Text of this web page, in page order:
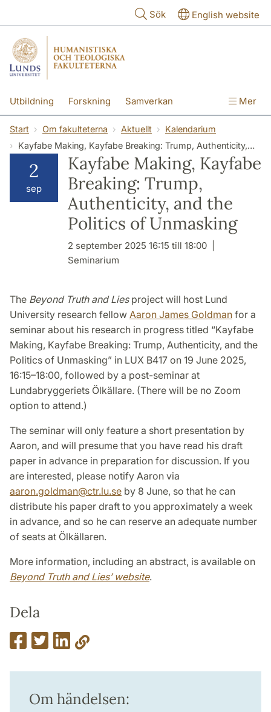
Sök English website
Utbildning Forskning Samverkan
Kontakt Om fakulteterna
Mer
Start Om fakulteterna Aktuellt
Kalendarium
Kayfabe Making, Kayfabe Breaking: Trump, Authenticity, and the Politics of Unmasking
2
sep
Kayfabe Making, Kayfabe
Breaking: Trump,
Authenticity, and the
Politics of Unmasking
2 september 2025 16:15 till 18:00
Seminarium
The Beyond Truth and Liesproject will host Lund
University research fellow Aaron James Goldman for a
seminar about his research in progress titled “Kayfabe
Making, Kayfabe Breaking: Trump, Authenticity, and the
Politics of Unmasking” in LUX B417 on 19 June 2025,
16:15–18:00, followed by a post-seminar at
Lundabryggeriets Ölkällare. (There will be no Zoom
option to attend.)
The seminar will only feature a short presentation by
Aaron, and will presume that you have read his draft
paper in advance in preparation for discussion. If you
are interested, please notify Aaron via
aaron.goldman@ctr.lu.se by 8 June, so that he can
distribute his paper draft to you approximately a week
in advance, and so he can reserve an adequate number
of seats at Ölkällaren.
More information, including an abstract, is available on
Beyond Truth and Lies’ website.
Dela
Om händelsen: